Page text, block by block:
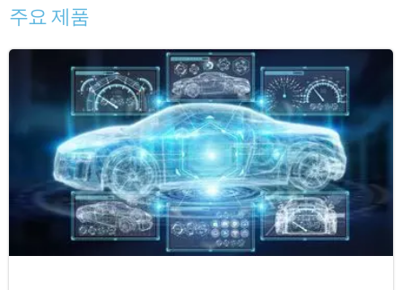
주요 제품